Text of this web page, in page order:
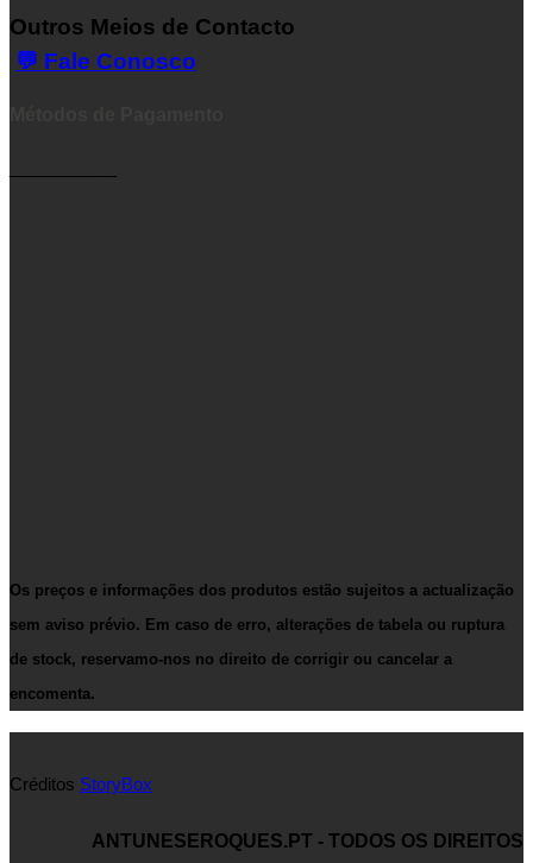
Outros Meios de Contacto
💬 Fale Conosco
Os preços e informações dos produtos estão sujeitos a actualização
sem aviso prévio. Em caso de erro, alterações de tabela ou ruptura
de stock, reservamo-nos no direito de corrigir ou cancelar a
encomenta.
Créditos StoryBox
ANTUNESEROQUES.PT - TODOS OS DIREITOS